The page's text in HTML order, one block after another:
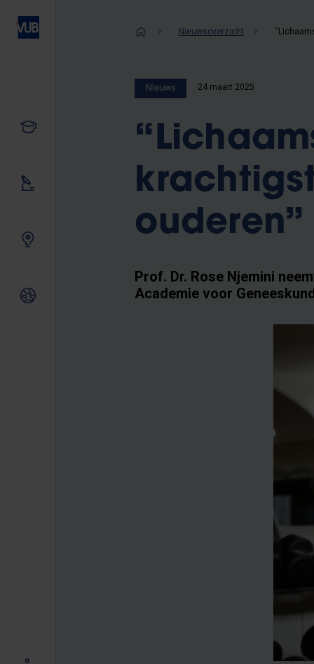
Ons onderzoek
Internationale relaties
Kruimelpad
Nieuwsoverzicht
Nieuws 24 maart 2025
ouderen”
Prof. Dr. Rose Njemini
Academie voor